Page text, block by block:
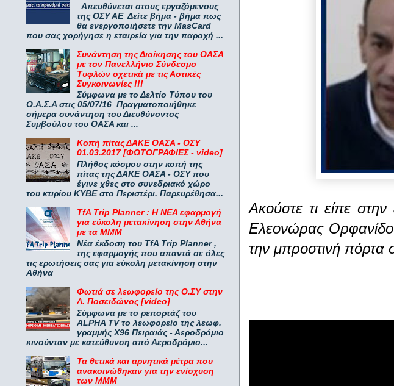
Ακούστε τι είπε
Ελεονώρας
την μπροστινή πόρτα
Απευθύνεται στους εργαζόμενους
της ΟΣΥ ΑΕ Δείτε βήμα - βήμα πως
θα ενεργοποιήσετε την MasCard
που σας χορήγησε η εταιρεία για την παροχή ...
Συνάντηση της Διοίκησης του ΟΑΣΑ
με τον Πανελλήνιο Σύνδεσμο
Τυφλών σχετικά με τις Αστικές
Συγκοινωνίες !!!
Σύμφωνα με το Δελτίο Τύπου του
Ο.Α.Σ.Α στις 05/07/16 Πραγματοποιήθηκε
σήμερα συνάντηση του Διευθύνοντος
Συμβούλου του ΟΑΣΑ και ...
Κοπή πίτας ΔΑΚΕ ΟΑΣΑ - ΟΣΥ
01.03.2017 [ΦΩΤΟΓΡΑΦΙΕΣ - video]
Πλήθος κόσμου στην κοπή της
πίτας της ΔΑΚΕ ΟΑΣΑ - ΟΣΥ που
έγινε χθες στο συνεδριακό χώρο
του κτιρίου ΚΥΒΕ στο Περιστέρι. Παρευρέθησα...
TfA Trip Planner : Η ΝΕΑ εφαρμογή
για εύκολη μετακίνηση στην Αθήνα
με τα ΜΜΜ
Νέα έκδοση του TfA Trip Planner ,
της εφαρμογής που απαντά σε όλες
τις ερωτήσεις σας για εύκολη μετακίνηση στην
Αθήνα
Φωτιά σε λεωφορείο της Ο.ΣΥ στην
Λ. Ποσειδώνος [video]
Σύμφωνα με το ρεπορτάζ του
ALPHA TV το λεωφορείο της λεωφ.
γραμμής Χ96 Πειραιάς - Αεροδρόμιο
κινούνταν με κατεύθυνση από Αεροδρόμιο...
Τα θετικά και αρνητικά μέτρα που
ανακοινώθηκαν για την ενίσχυση
των ΜΜΜ